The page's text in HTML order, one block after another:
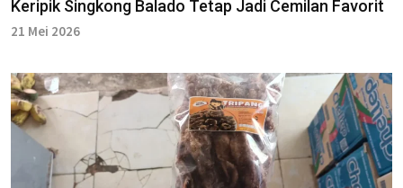
Keripik Singkong Balado Tetap Jadi Cemilan Favorit
21 Mei 2026